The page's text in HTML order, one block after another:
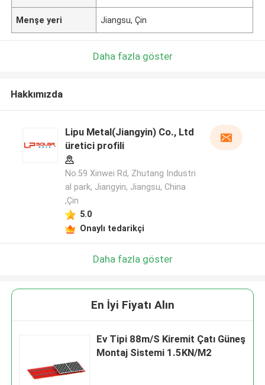
Menşe yeri Jiangsu, Çin
Daha fazla göster
Hakkımızda
Lipu Metal(Jiangyin) Co., Ltd
üretici profili
No.59 Xinwei Rd, Zhutang Industri
al park, Jiangyin, Jiangsu, China
,Çin
5.0
Onaylı tedarikçi
Daha fazla göster
En İyi Fiyatı Alın
Ev Tipi 88m/S Kiremit Çatı Güneş
Montaj Sistemi 1.5KN/M2